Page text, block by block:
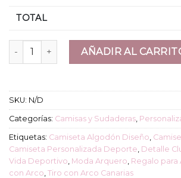
TOTAL
Camisa "Archery" cantidad
AÑADIR AL
SKU: N/D
Categorías: Camisas y Sudaderas
Etiquetas: Camiseta Algodón Diseño
Camiseta Personalizada Deporte Detalle
Vida Deportivo Moda Arquero Regalo para
con Arco Tiro con Arco Canarias